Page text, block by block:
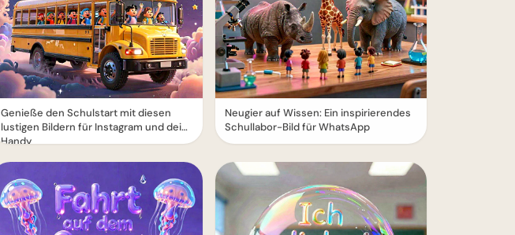
Genieße den Schulstart mit diesen
lustigen Bildern für Instagram und dein
Handy
Neugier auf Wissen: Ein inspirierendes
Schullabor-Bild für WhatsApp